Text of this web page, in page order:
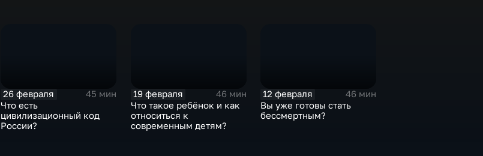
26 февраля
45 мин
Что есть
цивилизационный код
России?
19 февраля
46 мин
Что такое ребёнок и как
относиться к
современным детям?
12 февраля
46 мин
Вы уже готовы стать
бессмертным?